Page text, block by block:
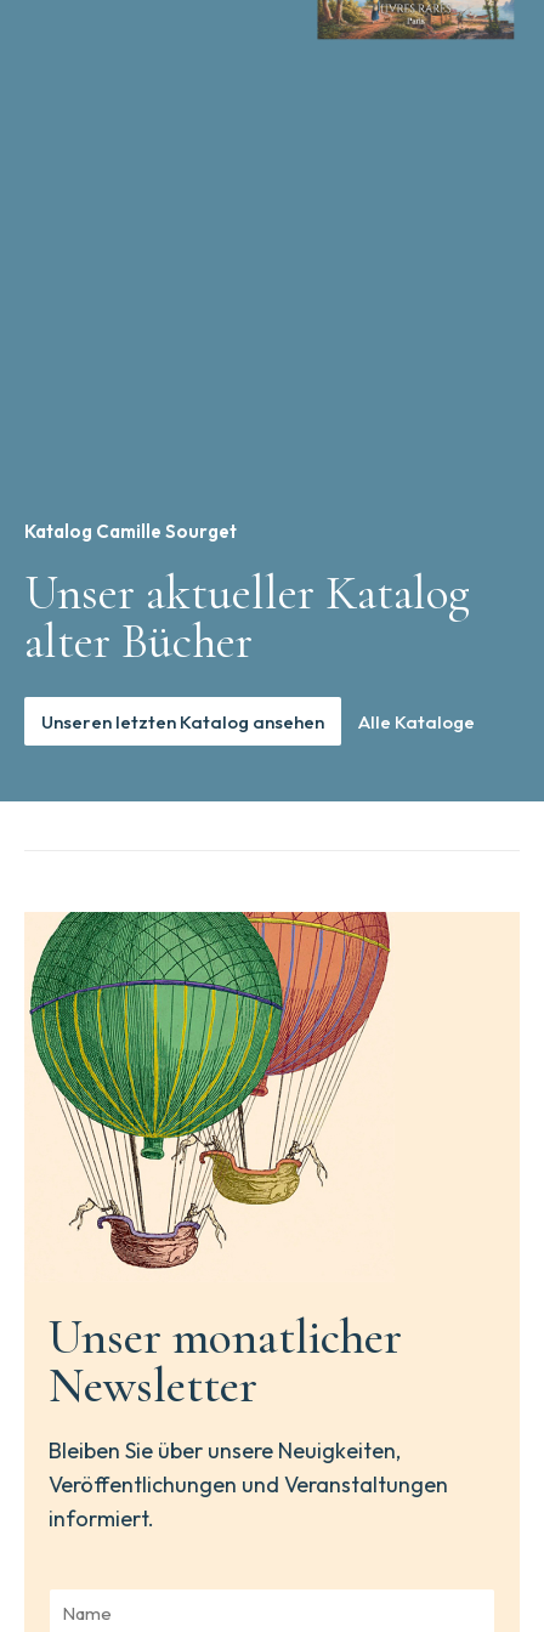
Katalog Camille Sourget
Unser aktueller Katalog
alter Bücher
Unseren letzten Katalog ansehen Alle Kataloge
Unser monatlicher
Newsletter
Bleiben Sie über unsere Neuigkeiten,
Veröffentlichungen und Veranstaltungen
informiert.